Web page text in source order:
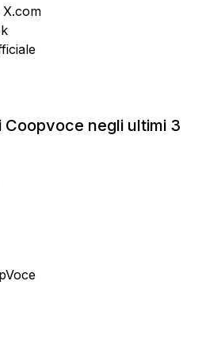
negli ultimi 3